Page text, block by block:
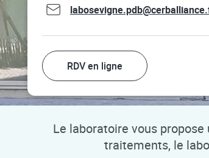
RDV en ligne
Le laboratoire vous
traitements, le